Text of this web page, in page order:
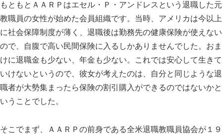
もともとＡＡＲＰはエセル・Ｐ・アンドレスという退職した元
教職員の女性が始めた会員組織です。当時、アメリカは今以上
に社会保障制度が薄く、退職後は勤務先の健康保険が使えない
ので、自腹で高い民間保険に入るしかありませんでした。おま
けに退職金も少ない、年金も少ない。これでは安心して生きて
いけないというので、彼女が考えたのは、自分と同じような退
職者が大勢集まったら保険の割引購入ができるのではないかと
いうことでした。
そこでまず、ＡＡＲＰの前身である全米退職教職員協会が１９